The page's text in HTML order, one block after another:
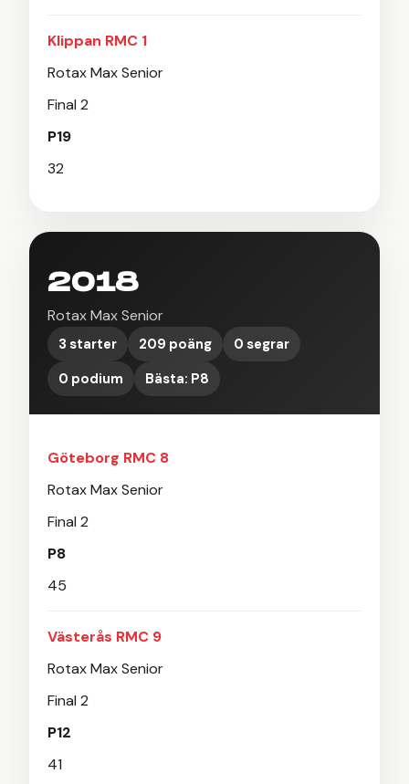
Klippan RMC 1
Rotax Max Senior
Final 2
P19
32
2018
Rotax Max Senior
3 starter 209 poäng
0 segrar
0 podium
Bästa: P8
Göteborg RMC 8
Rotax Max Senior
Final 2
P8
45
Västerås RMC 9
Rotax Max Senior
Final 2
P12
41